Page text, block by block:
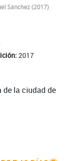
Sánchez (2017)
2017
la ciudad de